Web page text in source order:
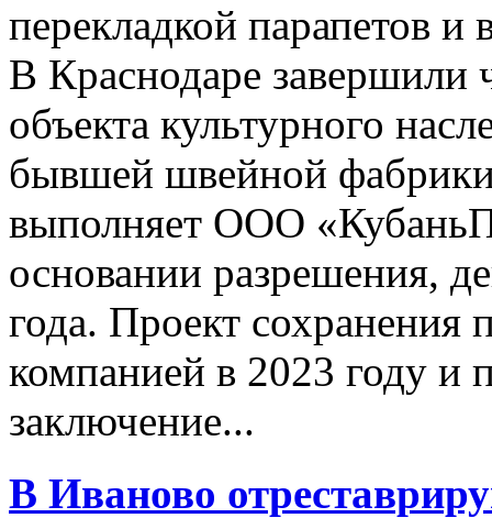
перекладкой парапетов и
В Краснодаре завершили
объекта культурного
бывшей швейной
выполняет ООО
основании разрешения,
года. Проект сохранения
компанией в 2023 году и
заключение...
В Иваново